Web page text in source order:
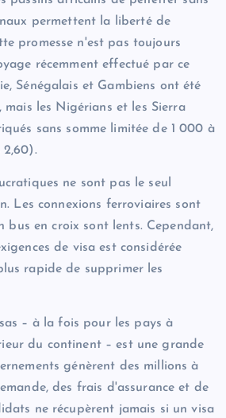
permettent la liberté de
promesse n'est pas toujours
récemment effectué par ce
Sénégalais et Gambiens ont été
mais les Nigérians et les Sierra
sans somme limitée de 1 000 à
2,60).
ne sont pas le seul
Les connexions ferroviaires sont
bus en croix sont lents. Cependant,
de visa est considérée
rapide de supprimer les
– à la fois pour les pays à
du continent – est une grande
génèrent des millions à
des frais d'assurance et de
ne récupèrent jamais si un visa